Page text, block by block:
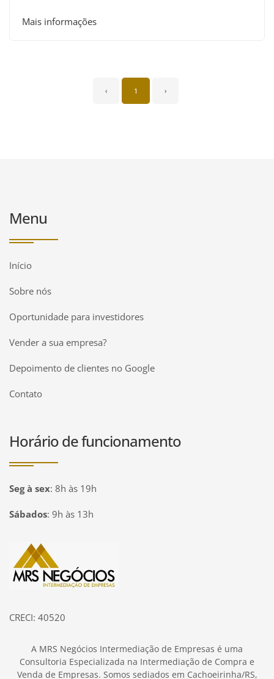
Mais informações
‹ 1 ›
Menu
Início
Sobre nós
Oportunidade para investidores
Vender a sua empresa?
Depoimento de clientes no Google
Contato
Horário de funcionamento
Seg à sex: 8h às 19h
Sábados: 9h às 13h
Página inicial
CRECI: 40520
A MRS Negócios Intermediação de Empresas é uma
Consultoria Especializada na Intermediação de Compra e
Venda de Empresas. Somos sediados em Cachoeirinha/RS,